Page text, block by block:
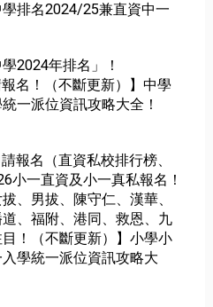
排名2024/25兼直資中一
2024年排名」！
名！（不斷更新）】中學
一派位資訊攻略大全！
報名（直資私校排行榜、
小一直資及小一真私報名！
、男拔、陳守仁、漢華、
、福附、港同、救恩、九
！（不斷更新）】小學小
學統一派位資訊攻略大